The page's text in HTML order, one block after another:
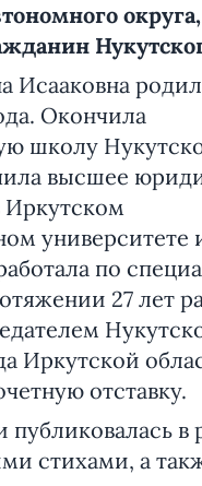
округа,
Исааковна
Окончила
школу
высшее
Иркутском
университете
по
27 лет
Иркутской
отставку.
публиковалась в
стихами, а